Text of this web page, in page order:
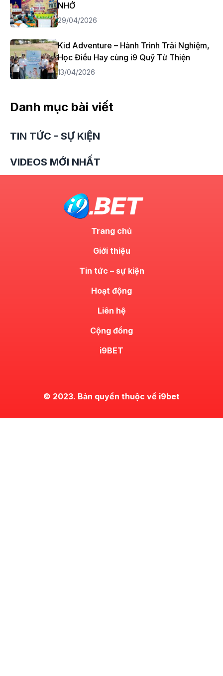
NHỚ
29/04/2026
Kid Adventure – Hành Trình Trải Nghiệm,
Học Điều Hay cùng i9 Quỹ Từ Thiện
13/04/2026
Danh mục bài viết
TIN TỨC - SỰ KIỆN
VIDEOS MỚI NHẤT
Trang chủ
Giới thiệu
Tin tức – sự kiện
Hoạt động
Liên hệ
Cộng đồng
i9BET
© 2023. Bản quyền thuộc về i9bet